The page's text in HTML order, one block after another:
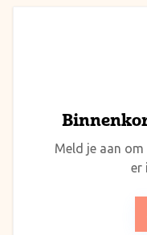
Meld je aan
er